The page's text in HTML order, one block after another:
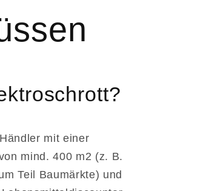
/
R
g
o
n
mit einer
mind. 400 m2 (z. B.
Teil Baumärkte) und